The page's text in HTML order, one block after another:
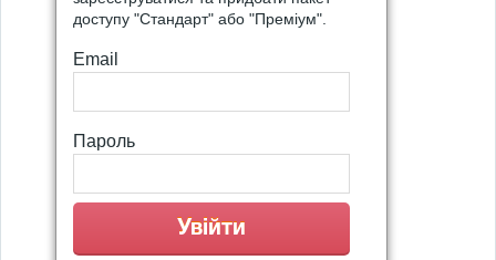
доступу "Стандарт" або "Преміум".
Email
Пароль